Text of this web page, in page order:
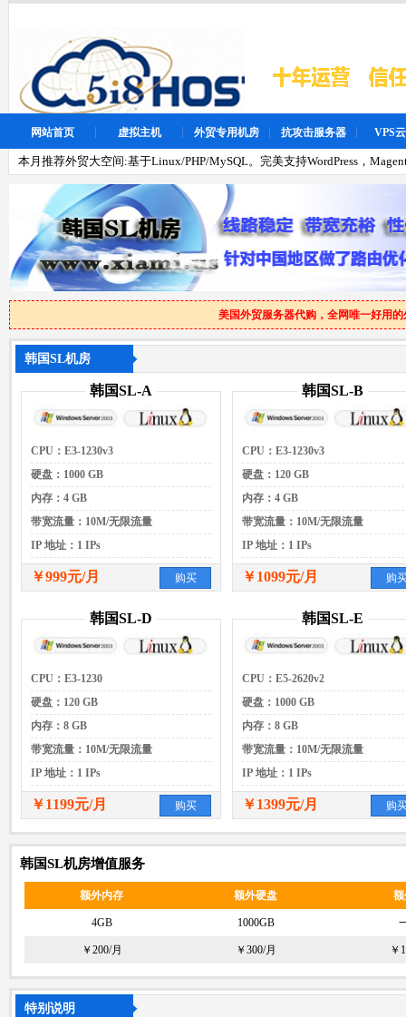
网站首页 虚拟主机 外贸专用机房 抗攻击服务器 VPS
本月推荐外贸大空间:基于Linux/PHP/MySQL。完美支持WordPress，
美国外贸服务器代购，全网唯一好用的
韩国SL机房
韩国SL-A
CPU：E3-1230v3
硬盘：1000 GB
内存：4 GB
带宽流量：10M/无限流量
IP 地址：1 IPs
￥999元/月 购买
韩国SL-B
CPU：E3-1230v3
硬盘：120 GB
内存：4 GB
带宽流量：10M/无限流量
IP 地址：1 IPs
￥1099元/月 购
韩国SL-D
CPU：E3-1230
硬盘：120 GB
内存：8 GB
带宽流量：10M/无限流量
IP 地址：1 IPs
￥1199元/月 购买
韩国SL-E
CPU：E5-2620v2
硬盘：1000 GB
内存：8 GB
带宽流量：10M/无限流量
IP 地址：1 IPs
￥1399元/月 购
韩国SL机房增值服务
额外内存
4GB
￥200/月
额外硬盘
1000GB
￥300/月 ￥
特别说明